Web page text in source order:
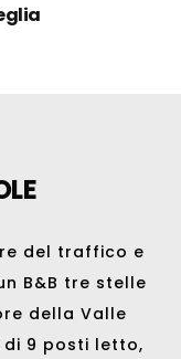
del traffico e
B&B tre stelle
della Valle
9 posti letto,